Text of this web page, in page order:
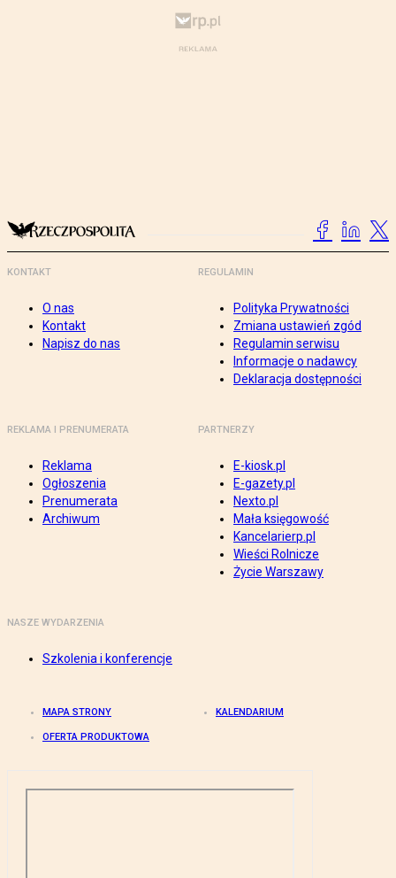
KONTAKT
O nas
Kontakt
Napisz do nas
REGULAMIN
Polityka Prywatności
Zmiana ustawień zgód
Regulamin serwisu
Informacje o nadawcy
Deklaracja dostępności
REKLAMA I PRENUMERATA
Reklama
Ogłoszenia
Prenumerata
Archiwum
PARTNERZY
E-kiosk.pl
E-gazety.pl
Nexto.pl
Mała księgowość
Kancelarierp.pl
Wieści Rolnicze
Życie Warszawy
NASZE WYDARZENIA
Szkolenia i konferencje
MAPA STRONY KALENDARIUM
OFERTA PRODUKTOWA